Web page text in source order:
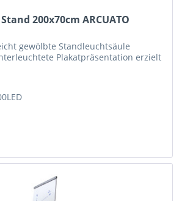
200x70cm ARCUATO
gewölbte Standleuchtsäule
Plakatpräsentation erzielt